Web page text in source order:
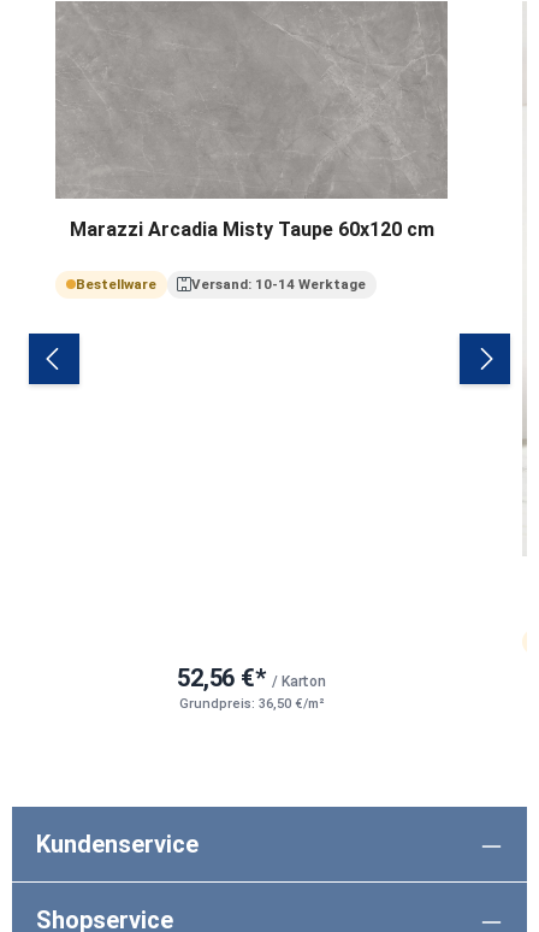
Marazzi Arcadia Misty Taupe 60x120 cm
Bestellware Versand: 10-14 Werktage
52,56 €* / Karton
Grundpreis: 36,50 €/m²
Kundenservice
Shopservice